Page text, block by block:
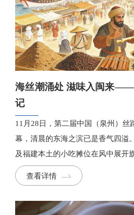
海丝潮涌处 滋味入闽来——
记
11月28日，第二届中国（泉州）丝
幕，清晨的东海之滨已是香气四溢
及福建本土的小吃摊位在风中展开
饭、牛肉羹、沙茶面等各色美食在
查看详情